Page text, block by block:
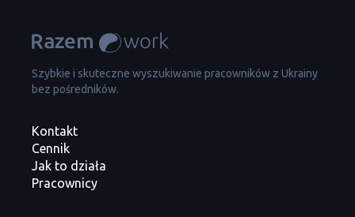
Szybkie i skuteczne wyszukiwanie pracowników z Ukrainy
bez pośredników.
Kontakt
Cennik
Jak to działa
Pracownicy